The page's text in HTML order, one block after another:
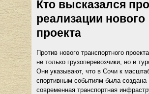
Кто высказался
реализации нового
проекта
Против нового транспортного
не только грузоперевозчики, но и
Они указывают, что в Сочи к
спортивным событиям была создана
современная транспортная